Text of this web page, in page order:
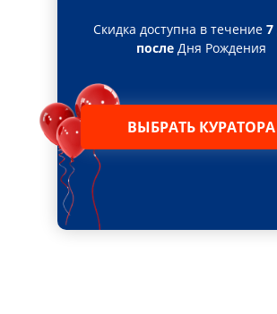
Скидка доступна в течение 7
после Дня Рождения
ВЫБРАТЬ КУРАТОРА